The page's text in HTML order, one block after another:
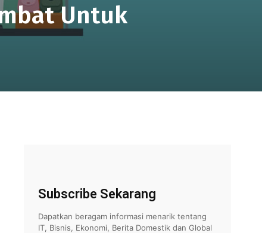
Untuk
Subscribe Sekarang
Dapatkan beragam informasi menarik tentang
IT, Bisnis, Ekonomi, Berita Domestik dan Global